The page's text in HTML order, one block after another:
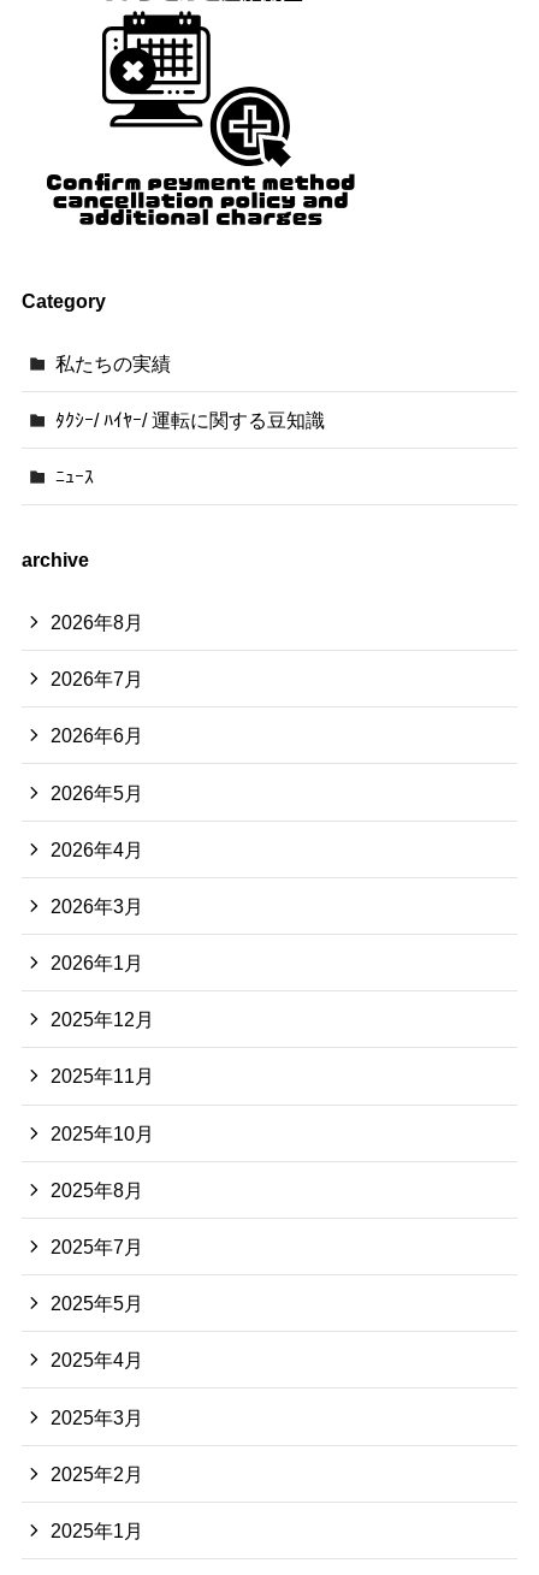
Category
私たちの実績
ﾀｸｼｰ/ ﾊｲﾔｰ/ 運転に関する豆知識
ﾆｭｰｽ
archive
2026年8月
2026年7月
2026年6月
2026年5月
2026年4月
2026年3月
2026年1月
2025年12月
2025年11月
2025年10月
2025年8月
2025年7月
2025年5月
2025年4月
2025年3月
2025年2月
2025年1月